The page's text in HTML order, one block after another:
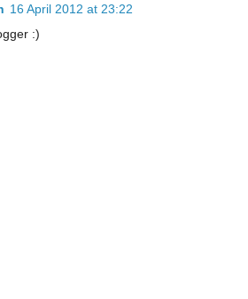
16 April 2012 at 23:22
:)